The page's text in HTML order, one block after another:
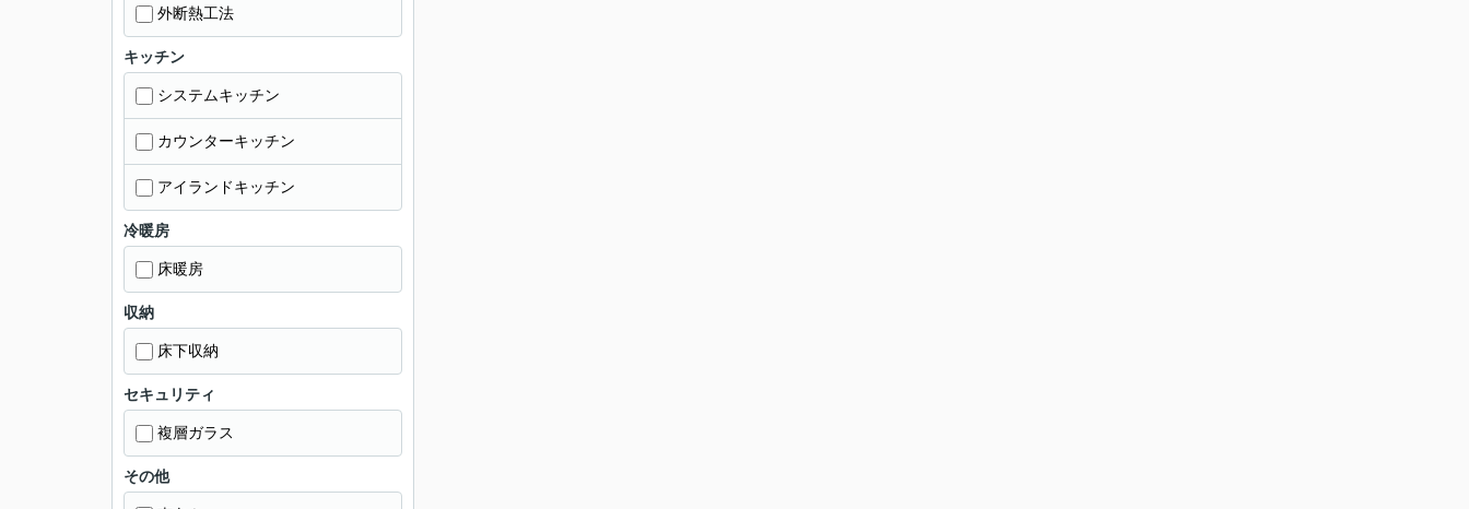
外断熱工法
キッチン
システムキッチン
カウンターキッチン
アイランドキッチン
冷暖房
床暖房
収納
床下収納
セキュリティ
複層ガラス
その他